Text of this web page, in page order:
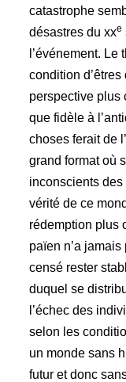
catastrophe
désastres du xxe
l’événement.
condition
perspective plus
que fidèle à
choses ferait de
grand format où
inconscients
vérité de ce
rédemption plus
païen n’a
censé rester
duquel se
l’échec des
selon les
un monde sans
futur et donc